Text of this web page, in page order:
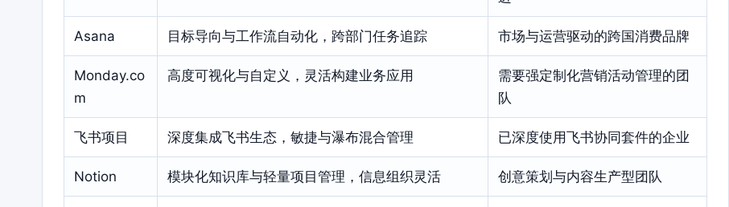
Asana 目标导向与工作流自动化，跨部门任务追踪 市场与运营驱动的跨国消费品牌
Monday.co
m
高度可视化与自定义，灵活构建业务应用
需要强定制化营销活动管理的团
队
飞书项目 深度集成飞书生态，敏捷与瀑布混合管理 已深度使用飞书协同套件的企业
Notion 模块化知识库与轻量项目管理，信息组织灵活 创意策划与内容生产型团队